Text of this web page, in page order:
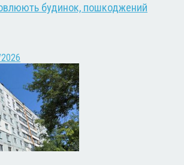
будинок, пошкоджений